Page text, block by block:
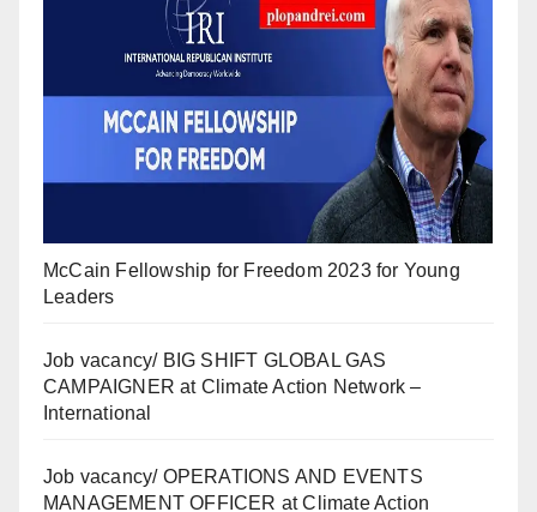
McCain Fellowship for Freedom 2023 for Young
Leaders
Job vacancy/ BIG SHIFT GLOBAL GAS
CAMPAIGNER at Climate Action Network –
International
Job vacancy/ OPERATIONS AND EVENTS
MANAGEMENT OFFICER at Climate Action